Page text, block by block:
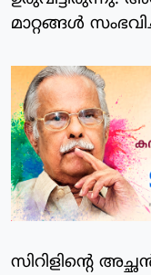
മാറ്റങ്ങള്‍
സിറിളിന്റെ